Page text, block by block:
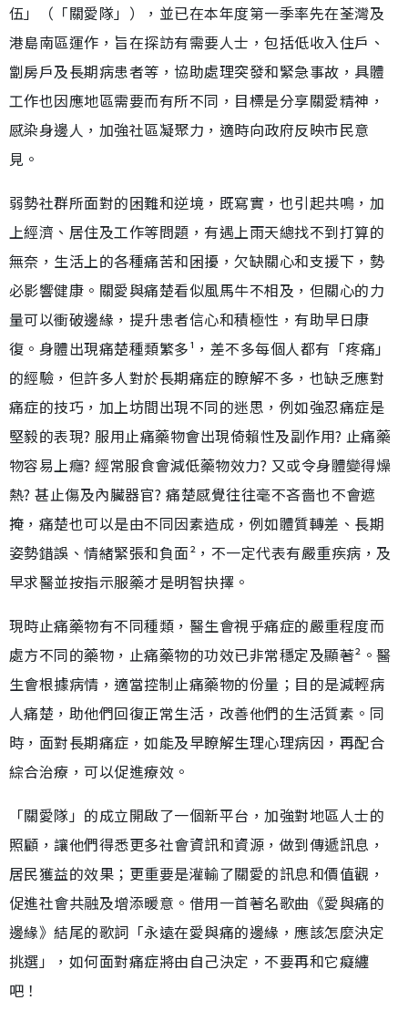
伍」（「關愛隊」），並已在本年度第一季率先在荃灣及
港島南區運作，旨在探訪有需要人士，包括低收入住戶、
劏房戶及長期病患者等，協助處理突發和緊急事故，具體
工作也因應地區需要而有所不同，目標是分享關愛精神，
感染身邊人，加強社區凝聚力，適時向政府反映市民意
見。
弱勢社群所面對的困難和逆境，既寫實，也引起共鳴，加
上經濟、居住及工作等問題，有遇上雨天總找不到打算的
無奈，生活上的各種痛苦和困擾，欠缺關心和支援下，勢
必影響健康。關愛與痛楚看似風馬牛不相及，但關心的力
量可以衝破邊緣，提升患者信心和積極性，有助早日康
復。身體出現痛楚種類繁多¹，差不多每個人都有「疼痛」
的經驗，但許多人對於長期痛症的瞭解不多，也缺乏應對
痛症的技巧，加上坊間出現不同的迷思，例如強忍痛症是
堅毅的表現? 服用止痛藥物會出現倚賴性及副作用? 止痛藥
物容易上癮? 經常服食會減低藥物效力? 又或令身體變得燥
熱? 甚止傷及內臟器官? 痛楚感覺往往毫不吝嗇也不會遮
掩，痛楚也可以是由不同因素造成，例如體質轉差、長期
姿勢錯誤、情緒緊張和負面²，不一定代表有嚴重疾病，及
早求醫並按指示服藥才是明智抉擇。
現時止痛藥物有不同種類，醫生會視乎痛症的嚴重程度而
處方不同的藥物，止痛藥物的功效已非常穩定及顯著²。醫
生會根據病情，適當控制止痛藥物的份量；目的是減輕病
人痛楚，助他們回復正常生活，改善他們的生活質素。同
時，面對長期痛症，如能及早瞭解生理心理病因，再配合
綜合治療，可以促進療效。
「關愛隊」的成立開啟了一個新平台，加強對地區人士的
照顧，讓他們得悉更多社會資訊和資源，做到傳遞訊息，
居民獲益的效果；更重要是灌輸了關愛的訊息和價值觀，
促進社會共融及增添暖意。借用一首著名歌曲《愛與痛的
邊緣》結尾的歌詞「永遠在愛與痛的邊緣，應該怎麼決定
挑選」，如何面對痛症將由自己決定，不要再和它癡纏
吧！